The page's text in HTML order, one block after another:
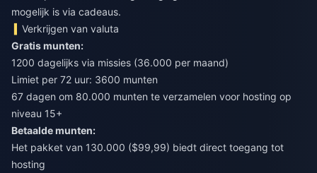
mogelijk is via cadeaus.
Verkrijgen van valuta
Gratis munten:
1200 dagelijks via missies (36.000 per maand)
Limiet per 72 uur: 3600 munten
67 dagen om 80.000 munten te verzamelen voor hosting op
niveau 15+
Betaalde munten:
Het pakket van 130.000 ($99,99) biedt direct toegang tot
hosting